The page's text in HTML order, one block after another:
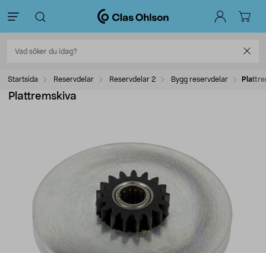
Startsida Reservdelar Reservdelar 2 Bygg reservdelar
Plattremskiva